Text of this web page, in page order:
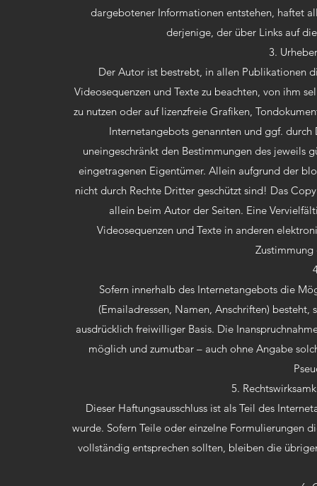
dargebotener Informationen entstehen, haftet
derjenige, der über Links auf
3.
Der Autor ist bestrebt, in allen Publikationen
Videosequenzen und Texte zu beachten, von ihm
zu nutzen oder auf lizenzfreie Grafiken,
Internetangebots genannten und ggf.
uneingeschränkt den Bestimmungen des jeweils
eingetragenen Eigentümer. Allein aufgrund der
nicht durch Rechte Dritter geschützt sind! Das
allein beim Autor der Seiten. Eine
Videosequenzen und Texte in anderen
Zustimmung
Sofern innerhalb des Internetangebots die
(Emailadressen, Namen, Anschriften)
ausdrücklich freiwilliger Basis. Die
möglich und zumutbar – auch ohne Angabe
5.
Dieser Haftungsausschluss ist als Teil des
wurde. Sofern Teile oder einzelne Formulierungen
vollständig entsprechen sollten, bleiben die